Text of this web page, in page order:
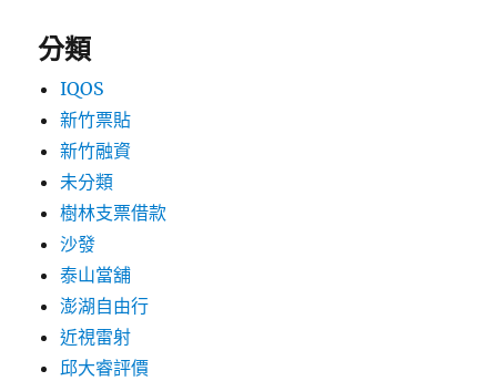
分類
IQOS
新竹票貼
新竹融資
未分類
樹林支票借款
沙發
泰山當舖
澎湖自由行
近視雷射
邱大睿評價